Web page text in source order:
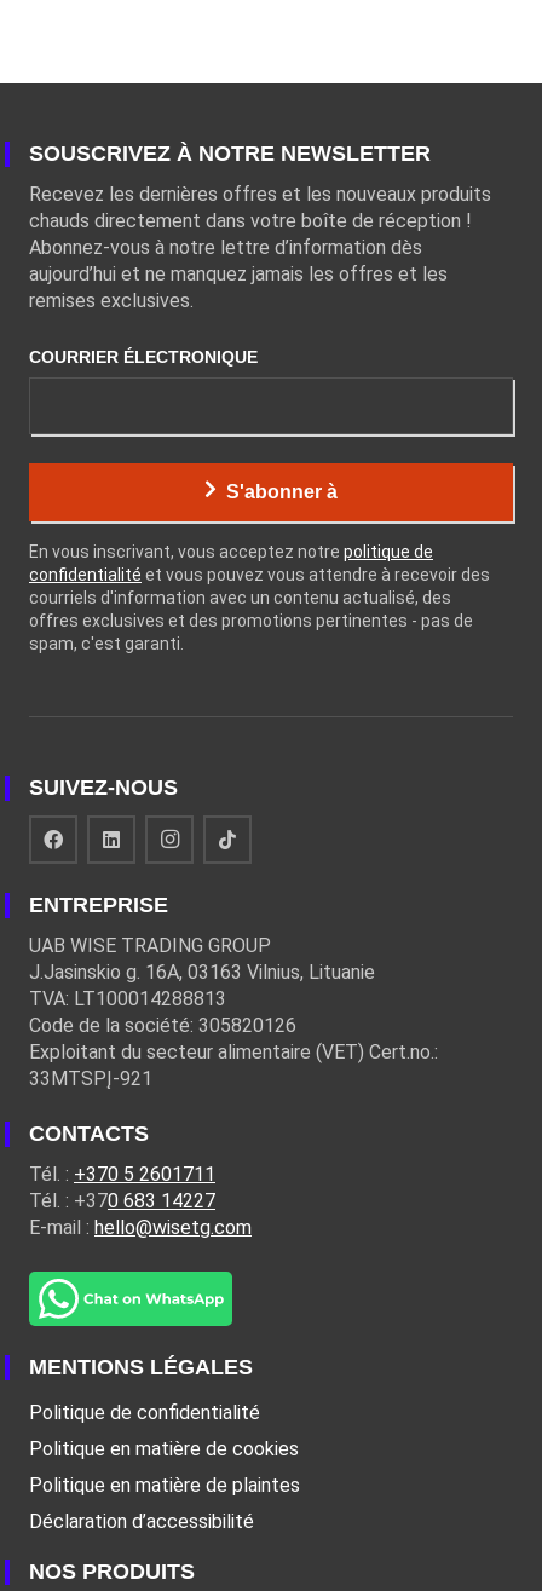
SOUSCRIVEZ À NOTRE NEWSLETTER
Recevez les dernières offres et les nouveaux produits
chauds directement dans votre boîte de réception !
Abonnez-vous à notre lettre d’information dès
aujourd’hui et ne manquez jamais les offres et les
remises exclusives.
COURRIER ÉLECTRONIQUE
S'abonner à
En vous inscrivant, vous acceptez notre politique de
confidentialité et vous pouvez vous attendre à recevoir des
courriels d'information avec un contenu actualisé, des
offres exclusives et des promotions pertinentes - pas de
spam, c'est garanti.
SUIVEZ-NOUS
ENTREPRISE
UAB WISE TRADING GROUP
J.Jasinskio g. 16A, 03163 Vilnius, Lituanie
TVA: LT100014288813
Code de la société: 305820126
Exploitant du secteur alimentaire (VET) Cert.no.:
33MTSPĮ-921
CONTACTS
Tél. : +370 5 2601711
Tél. : +370 683 14227
E-mail : hello@wisetg.com
MENTIONS LÉGALES
Politique de confidentialité
Politique en matière de cookies
Politique en matière de plaintes
Déclaration d’accessibilité
NOS PRODUITS